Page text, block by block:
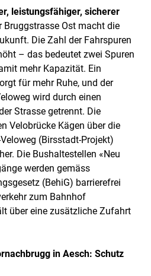
leistungsfähiger, sicherer
Bruggstrasse Ost macht die
Die Zahl der Fahrspuren
– das bedeutet zwei Spuren
mehr Kapazität. Ein
für mehr Ruhe, und der
wird durch einen
Strasse getrennt. Die
Velobrücke Kägen über die
(Birsstadt-Projekt)
Die Bushaltestellen «Neu
werden gemäss
(BehiG) barrierefrei
zum Bahnhof
über eine zusätzliche Zufahrt
in Aesch: Schutz